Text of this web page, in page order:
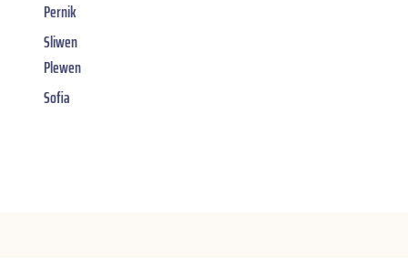
Pernik
Sliwen
Plewen
Sofia